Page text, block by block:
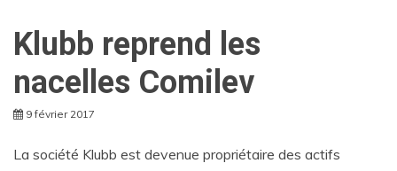
Klubb reprend les
nacelles Comilev
9 février 2017
La société Klubb est devenue propriétaire des actifs